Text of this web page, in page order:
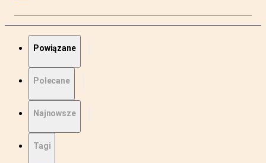
Powiązane
Polecane
Najnowsze
Tagi